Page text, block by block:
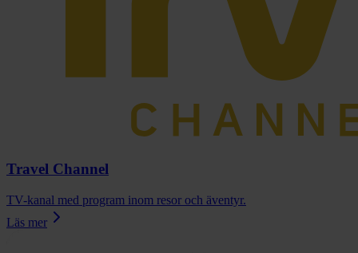
Travel Channel
TV-kanal med program inom resor och äventyr.
Läs mer